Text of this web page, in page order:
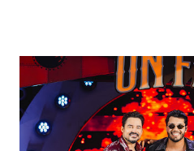
requisitados pelos
Pela segunda vez, a organização
Marini Eventos — empresa com
de grandes festivais pelo Brasil,